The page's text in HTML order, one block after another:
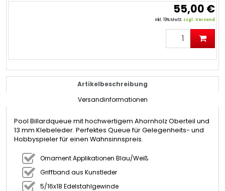
55,00 €
inkl. 19% MwSt. zzgl. Versand
Artikelbeschreibung
Versandinformationen
Pool Billardqueue mit hochwertigem Ahornholz Oberteil und
13 mm Klebeleder. Perfektes Queue für Gelegenheits- und
Hobbyspieler für einen Wahnsinnspreis.
Ornament Applikationen Blau/Weiß
Griffband aus Kunstleder
5/16x18 Edelstahlgewinde